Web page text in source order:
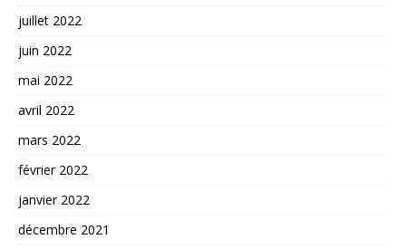
juillet 2022
juin 2022
mai 2022
avril 2022
mars 2022
février 2022
janvier 2022
décembre 2021